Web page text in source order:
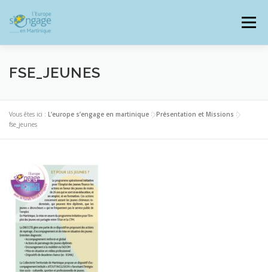
contenu
Menu
PROGRAMMES J’AI UN PROJET
RESSOURCES DOCUMENTAIRES
SIGNALER UNE FRAUDE
FSE_JEUNES
Vous êtes ici : L’europe s’engage en martinique >Présentation et Missions >
fse_jeunes